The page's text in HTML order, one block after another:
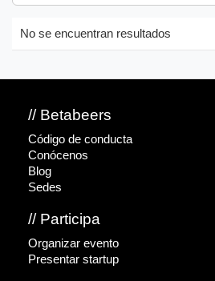
No se encuentran resultados
// Betabeers
Código de conducta
Conócenos
Blog
Sedes
// Participa
Organizar evento
Presentar startup